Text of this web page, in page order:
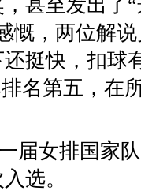
甚至发出了
慨，两位解
挺快，扣球
名第五，在
届女排国家
选。